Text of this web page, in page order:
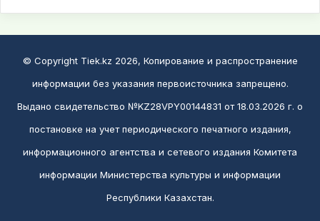
© Copyright Tiek.kz 2026, Копирование и распространение
информации без указания первоисточника запрещено.
Выдано свидетельство №KZ28VPY00144831 от 18.03.2026 г. о
постановке на учет периодического печатного издания,
информационного агентства и сетевого издания Комитета
информации Министерства культуры и информации
Республики Казахстан.